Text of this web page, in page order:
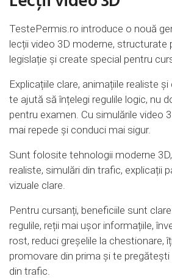
TestePermis.ro introduce o nouă
lecții video 3D moderne, structurate
legislație și create special pentru
Explicațiile clare, animațiile realiste
te ajută să înțelegi regulile logic, nu
pentru examen. Cu simulările video
mai repede și conduci mai sigur.
Sunt folosite tehnologii moderne
realiste, simulări din trafic, explicații
vizuale clare.
Pentru cursanți, beneficiile sunt
regulile, reții mai ușor informațiile,
rost, reduci greșelile la chestionare,
promovare din prima și te
din trafic.